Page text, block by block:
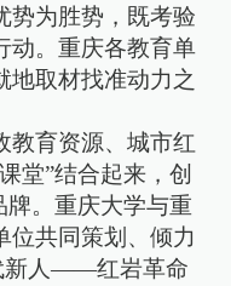
势为胜势，既考验
动。重庆各教育单
地取材找准动力之
教育资源、城市红
堂”结合起来，创
牌。重庆大学与重
位共同策划、倾力
新人——红岩革命